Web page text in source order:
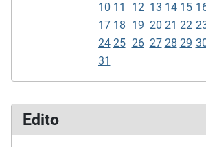
Edito
10 11 12 13 14 15
17 18 19 20 21 22
24 25 26 27 28 29
31